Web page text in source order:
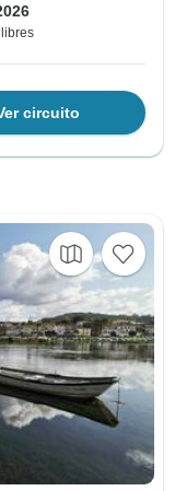
circuito